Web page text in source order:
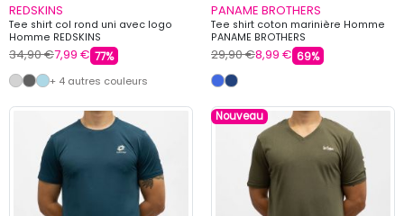
REDSKINS
Tee shirt col rond uni avec logo
Homme REDSKINS
34,90 €7,99 € 77%
+ 4 autres couleurs
PANAME BROTHERS
Tee shirt coton marinière Homme
PANAME BROTHERS
29,90 €8,99 € 69%
Nouveau